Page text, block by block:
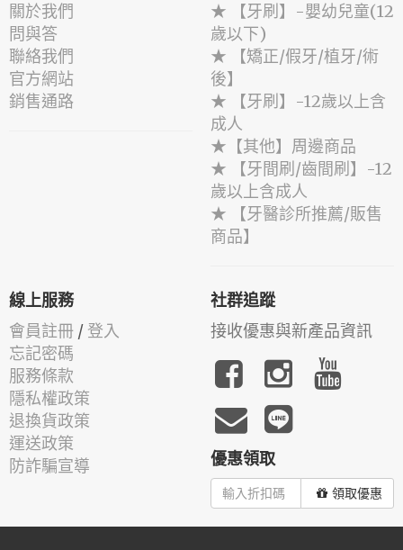
關於我們
問與答
聯絡我們
官方網站
銷售通路
★ 【牙刷】-嬰幼兒童(12
歲以下)
★ 【矯正/假牙/植牙/術
後】
★ 【牙刷】-12歲以上含
成人
★【其他】周邊商品
★ 【牙間刷/齒間刷】-12
歲以上含成人
★ 【牙醫診所推薦/販售
商品】
線上服務
會員註冊 / 登入
忘記密碼
服務條款
隱私權政策
退換貨政策
運送政策
防詐騙宣導
社群追蹤
接收優惠與新產品資訊
優惠領取
領取優惠